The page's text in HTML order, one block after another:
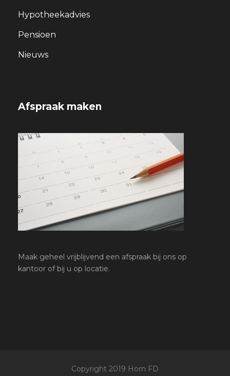
Hypotheekadvies
Pensioen
Nieuws
Afspraak maken
Maak geheel vrijblijvend een afspraak bij ons op
kantoor of bij u op locatie.
Copyright 2019 Horn FD